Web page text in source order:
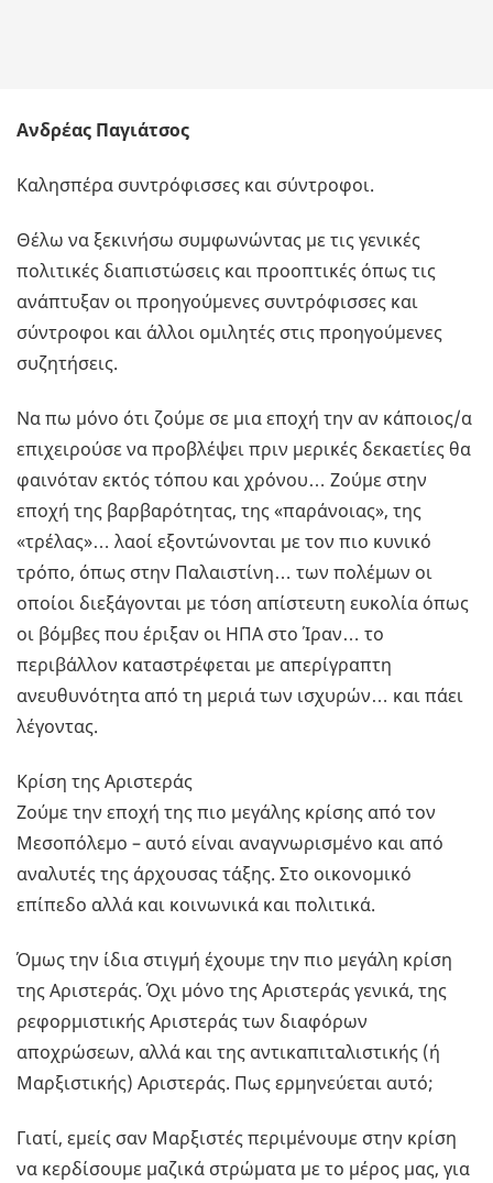
Ανδρέας Παγιάτσος
Καλησπέρα συντρόφισσες και σύντροφοι.
Θέλω να ξεκινήσω συμφωνώντας με τις γενικές
πολιτικές διαπιστώσεις και προοπτικές όπως τις
ανάπτυξαν οι προηγούμενες συντρόφισσες και
σύντροφοι και άλλοι ομιλητές στις προηγούμενες
συζητήσεις.
Να πω μόνο ότι ζούμε σε μια εποχή την αν κάποιος/α
επιχειρούσε να προβλέψει πριν μερικές δεκαετίες θα
φαινόταν εκτός τόπου και χρόνου… Ζούμε στην
εποχή της βαρβαρότητας, της «παράνοιας», της
«τρέλας»… λαοί εξοντώνονται με τον πιο κυνικό
τρόπο, όπως στην Παλαιστίνη… των πολέμων οι
οποίοι διεξάγονται με τόση απίστευτη ευκολία όπως
οι βόμβες που έριξαν οι ΗΠΑ στο Ίραν… το
περιβάλλον καταστρέφεται με απερίγραπτη
ανευθυνότητα από τη μεριά των ισχυρών… και πάει
λέγοντας.
Κρίση της Αριστεράς
Ζούμε την εποχή της πιο μεγάλης κρίσης από τον
Μεσοπόλεμο – αυτό είναι αναγνωρισμένο και από
αναλυτές της άρχουσας τάξης. Στο οικονομικό
επίπεδο αλλά και κοινωνικά και πολιτικά.
Όμως την ίδια στιγμή έχουμε την πιο μεγάλη κρίση
της Αριστεράς. Όχι μόνο της Αριστεράς γενικά, της
ρεφορμιστικής Αριστεράς των διαφόρων
αποχρώσεων, αλλά και της αντικαπιταλιστικής (ή
Μαρξιστικής) Αριστεράς. Πως ερμηνεύεται αυτό;
Γιατί, εμείς σαν Μαρξιστές περιμένουμε στην κρίση
να κερδίσουμε μαζικά στρώματα με το μέρος μας, για